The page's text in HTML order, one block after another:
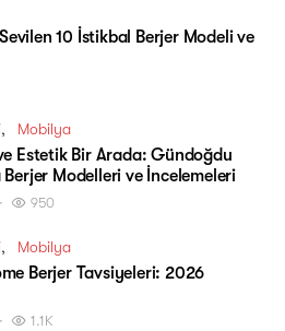
10 İstikbal Berjer Modeli ve
Mobilya
Estetik Bir Arada: Gündoğdu
Berjer Modelleri ve İncelemeleri
950
Mobilya
Berjer Tavsiyeleri: 2026
1.1K